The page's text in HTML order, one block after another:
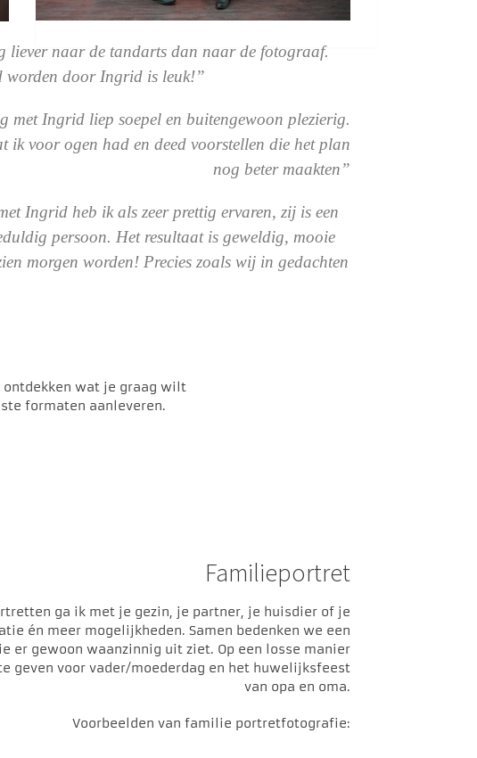
liever naar de tandarts dan naar de fotograaf.
worden door Ingrid is leuk!”
met Ingrid liep soepel en buitengewoon plezierig.
ik voor ogen had en deed voorstellen die het plan
nog beter maakten”
Ingrid heb ik als zeer prettig ervaren, zij is een
persoon. Het resultaat is geweldig, mooie
morgen worden! Precies zoals wij in gedachten
ontdekken wat je graag wilt
formaten aanleveren.
Familieportret
ga ik met je gezin, je partner, je huisdier of je
én meer mogelijkheden. Samen bedenken we een
er gewoon waanzinnig uit ziet. Op een losse manier
geven voor vader/moederdag en het huwelijksfeest
van opa en oma.
Voorbeelden van familie portretfotografie: